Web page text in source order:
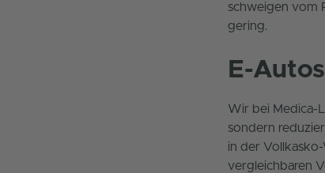
schweigen vom
gering.
E-
Wir bei Medica-
sondern
in der
vergleichbaren